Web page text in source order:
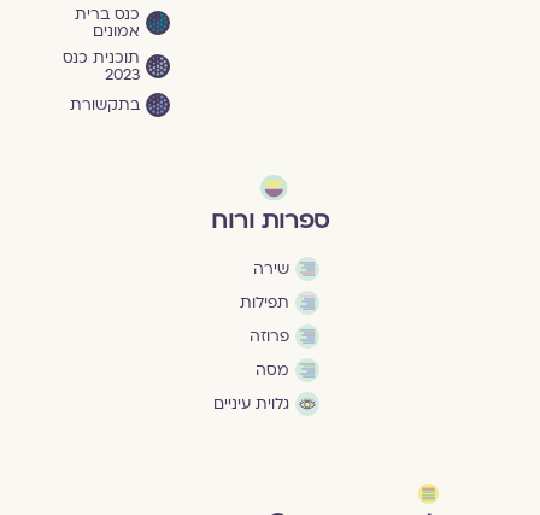
כנס ברית
אמונים
תוכנית כנס
2023
בתקשורת
ספרות ורוח
שירה
תפילות
פרוזה
מסה
גלוית עיניים